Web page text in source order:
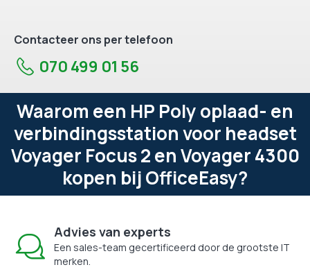
Contacteer ons per telefoon
070 499 01 56
Waarom een HP Poly oplaad- en
verbindingsstation voor headset
Voyager Focus 2 en Voyager 4300
kopen bij OfficeEasy?
Advies van experts
Een sales-team gecertificeerd door de grootste IT
merken.